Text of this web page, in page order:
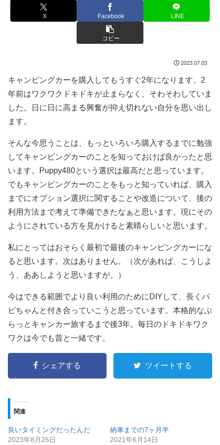
X Facebook LINE
コピー
2023.07.03
キャンピングカーを購入してもうすぐ2年になります。2
年前はワクワクドキドキが止まらなく、そわそわしていま
した。日に日に高まる興奮が抑え切れない自分を思い出し
ます。
そんな今思うことは、もっといろいろ購入するまでに勉強
してキャンピングカーのことを知っておけば良かったと思
います。Puppy480という選択は最高だと思っています。
でもキャンピングカーのことをもっと知っていれば、購入
までにオプション選択に関することや改造について、後の
利用方法まで考えて準備できたなぁと思います。現にその
ようにされている方を見かけると素晴らしいと思います。
私にとってはおそらく最初で最後のキャンピングカーにな
ると思います。次はありません。（次があれば、こうしよ
う、ああしようと思いますが。）
今はできる範囲でより良い利用のためにDIYして、長くパ
ピちゃんと付き合っていこうと思っています。本格的なぶ
らっとキャンカー旅するまで後3年。毎日のドキドキワク
ワクは今でも昔と一緒です。
シェアする ツイートする
関連
良いタイミングだったんだ
2023年8月25日
納車までの7ヶ月半
2021年6月14日